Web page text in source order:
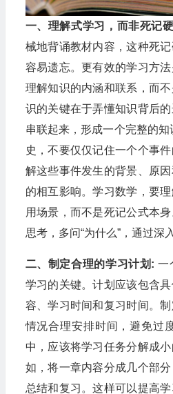
一、理解式学习，而非死记
械地背诵教材内容，这种死
容易遗忘。更有效的学习方
理解知识的内涵和联系，而
识的关键在于弄懂知识背后
串联起来，形成一个完整的
史，不要仅仅记住一个个事
解这些事件发生的背景、原
的相互影响。学习数学，要
用场景，而不是死记公式本
思考，多问“为什么”，通过深
二、制定合理的学习计划: 一
学习的关键。计划应该包含
容、学习时间和复习时间。
情况合理安排时间，避免过
中，应该将学习任务分解成
如，将一章内容分成几个部
总结和复习。这样可以提高